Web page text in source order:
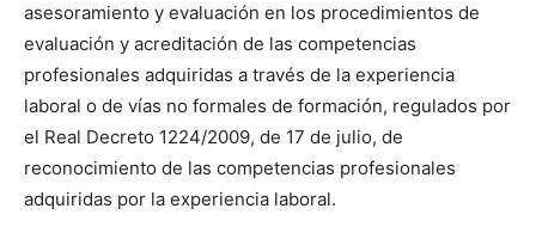
asesoramiento y evaluación en los procedimientos de
evaluación y acreditación de las competencias
profesionales adquiridas a través de la experiencia
laboral o de vías no formales de formación, regulados por
el Real Decreto 1224/2009, de 17 de julio, de
reconocimiento de las competencias profesionales
adquiridas por la experiencia laboral.